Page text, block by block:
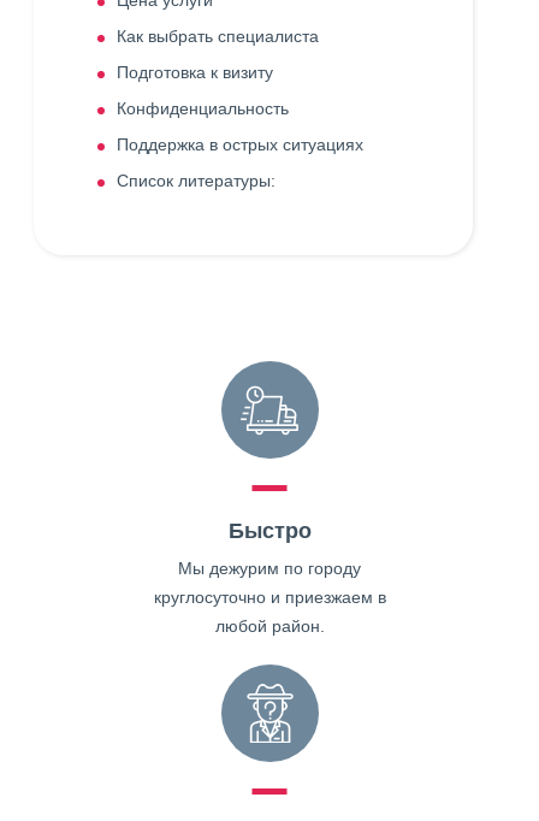
Как выбрать специалиста
Подготовка к визиту
Конфиденциальность
Поддержка в острых ситуациях
Список литературы:
Быстро
Мы дежурим по городу
круглосуточно и приезжаем в
любой район.